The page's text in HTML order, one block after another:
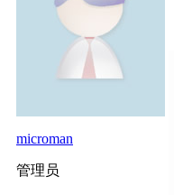
microman
管理员